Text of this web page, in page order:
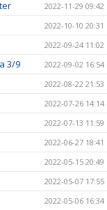
2022-11-29 09:42
2022-10-10 20:31
2022-09-24 11:02
3/9 2022-09-02 16:54
2022-08-22 21:53
2022-07-26 14:14
2022-07-13 11:59
2022-06-27 18:41
2022-05-15 20:49
2022-05-07 17:55
2022-05-06 16:34